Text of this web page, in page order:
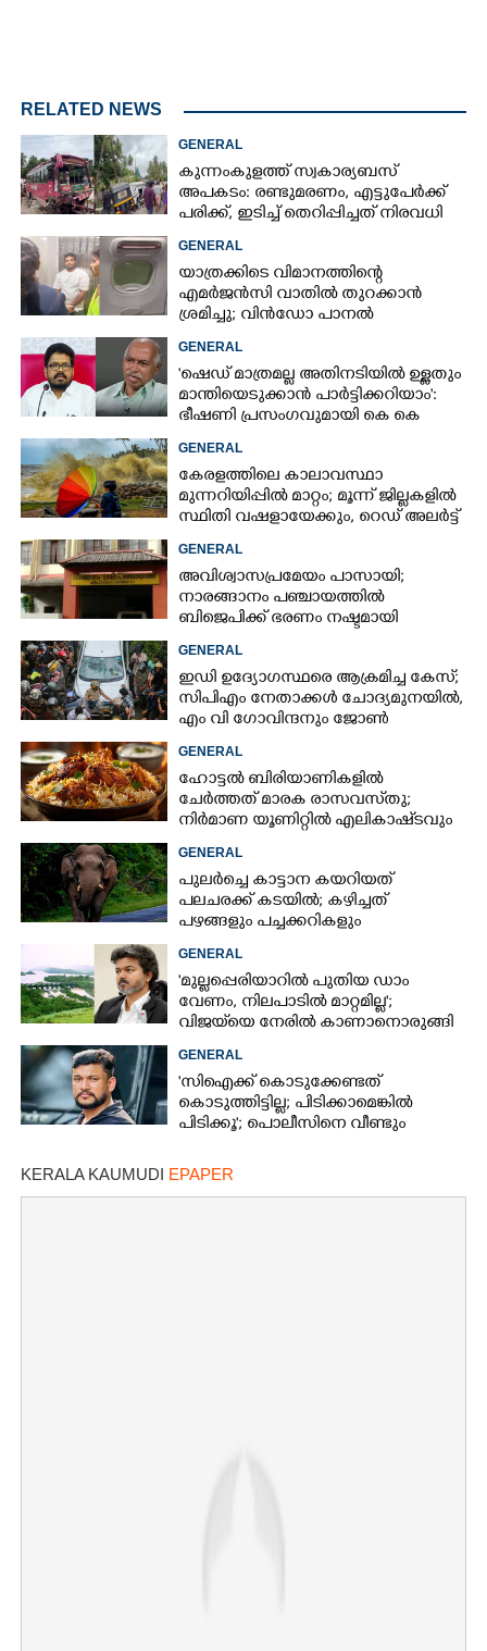
RELATED NEWS
GENERAL
കുന്നംകുളത്ത് സ്വകാര്യബസ്
അപകടം: രണ്ടുമരണം, എട്ടുപേർക്ക്
പരിക്ക്, ഇടിച്ച് തെറിപ്പിച്ചത് നിരവധി
GENERAL
യാത്രക്കിടെ വിമാനത്തിന്റെ
എമർജൻസി വാതിൽ തുറക്കാൻ
ശ്രമിച്ചു; വിൻഡോ പാനൽ
നെടുമ്പാശേരിയിൽ മലയാളി
അറസ്റ്റിൽ
GENERAL
'ഷെഡ് മാത്രമല്ല അതിനടിയിൽ ഉള്ളതും
മാന്തിയെടുക്കാൻ പാർട്ടിക്കറിയാം':
ഭീഷണി പ്രസംഗവുമായി കെ കെ
GENERAL
കേരളത്തിലെ കാലാവസ്ഥാ
മുന്നറിയിപ്പിൽ മാറ്റം; മൂന്ന് ജില്ലകളിൽ
സ്ഥിതി വഷളായേക്കും, റെഡ് അലർട്ട്
GENERAL
അവിശ്വാസപ്രമേയം പാസായി;
നാരങ്ങാനം പഞ്ചായത്തിൽ
ബിജെപിക്ക് ഭരണം നഷ്ടമായി
GENERAL
ഇഡി ഉദ്യോഗസ്ഥരെ ആക്രമിച്ച കേസ്;
സിപിഎം നേതാക്കൾ ചോദ്യമുനയിൽ,
എം വി ഗോവിന്ദനും ജോൺ
GENERAL
ഹോട്ടൽ ബിരിയാണികളിൽ
ചേർത്തത് മാരക രാസവസ്‌തു;
നിർമാണ യൂണിറ്റിൽ എലികാഷ്‌ടവും
GENERAL
പുലർച്ചെ കാട്ടാന കയറിയത്
പലചരക്ക് കടയിൽ; കഴിച്ചത്
പഴങ്ങളും പച്ചക്കറികളും
GENERAL
'മുല്ലപ്പെരിയാറിൽ പുതിയ ഡാം
വേണം, നിലപാടിൽ മാറ്റമില്ല';
വിജയ്‌യെ നേരിൽ കാണാനൊരുങ്ങി
GENERAL
'സിഐക്ക് കൊടുക്കേണ്ടത്
കൊടുത്തിട്ടില്ല; പിടിക്കാമെങ്കിൽ
പിടിക്കൂ'; പൊലീസിനെ വീണ്ടും
KERALA KAUMUDI EPAPER